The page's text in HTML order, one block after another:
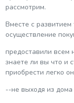
рассмотрим.
Вместе с
осуществление
предоставили всем
знаете ли вы что и
приобрести легко
--не выходя из дома